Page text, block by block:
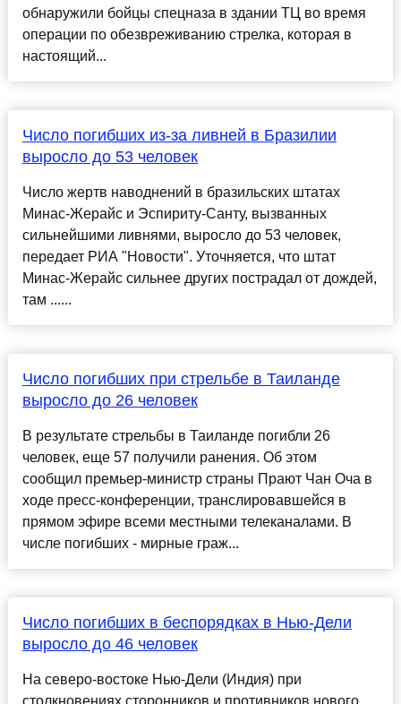
обнаружили бойцы спецназа в здании ТЦ во время
операции по обезвреживанию стрелка, которая в
настоящий...
Число погибших из-за ливней в Бразилии
выросло до 53 человек
Число жертв наводнений в бразильских штатах
Минас-Жерайс и Эспириту-Санту, вызванных
сильнейшими ливнями, выросло до 53 человек,
передает РИА "Новости". Уточняется, что штат
Минас-Жерайс сильнее других пострадал от дождей,
там ......
Число погибших при стрельбе в Таиланде
выросло до 26 человек
В результате стрельбы в Таиланде погибли 26
человек, еще 57 получили ранения. Об этом
сообщил премьер-министр страны Прают Чан Оча в
ходе пресс-конференции, транслировавшейся в
прямом эфире всеми местными телеканалами. В
числе погибших - мирные граж...
Число погибших в беспорядках в Нью-Дели
выросло до 46 человек
На северо-востоке Нью-Дели (Индия) при